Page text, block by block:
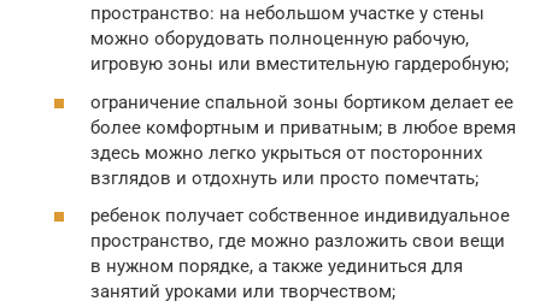
пространство: на небольшом участке у стены
можно оборудовать полноценную рабочую,
игровую зоны или вместительную гардеробную;
ограничение спальной зоны бортиком делает ее
более комфортным и приватным; в любое время
здесь можно легко укрыться от посторонних
взглядов и отдохнуть или просто помечтать;
ребенок получает собственное индивидуальное
пространство, где можно разложить свои вещи
в нужном порядке, а также уединиться для
занятий уроками или творчеством;